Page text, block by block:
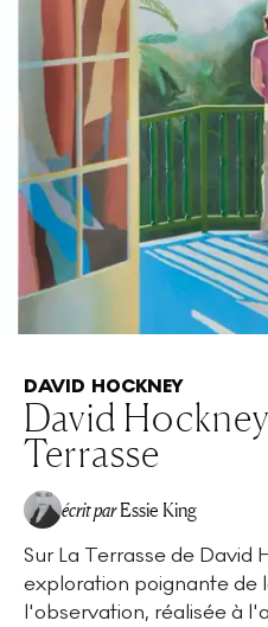
DAVID HOCKNEY
David
Terrasse
écrit par Essie King
Sur La Terrasse de David
exploration poignante de
l'observation, réalisée à